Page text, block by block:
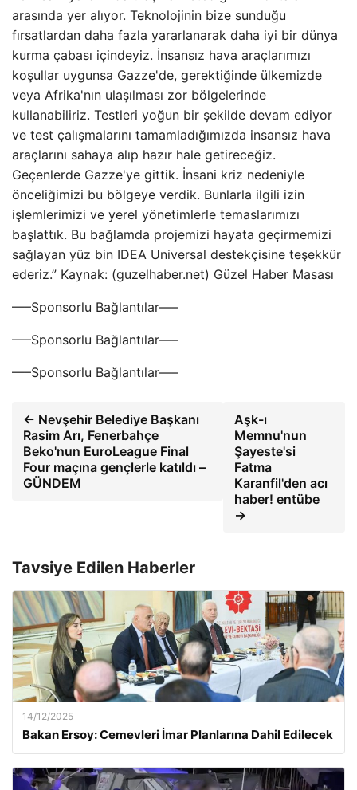
arasında yer alıyor. Teknolojinin bize sunduğu
fırsatlardan daha fazla yararlanarak daha iyi bir dünya
kurma çabası içindeyiz. İnsansız hava araçlarımızı
koşullar uygunsa Gazze'de, gerektiğinde ülkemizde
veya Afrika'nın ulaşılması zor bölgelerinde
kullanabiliriz. Testleri yoğun bir şekilde devam ediyor
ve test çalışmalarını tamamladığımızda insansız hava
araçlarını sahaya alıp hazır hale getireceğiz.
Geçenlerde Gazze'ye gittik. İnsani kriz nedeniyle
önceliğimizi bu bölgeye verdik. Bunlarla ilgili izin
işlemlerimizi ve yerel yönetimlerle temaslarımızı
başlattık. Bu bağlamda projemizi hayata geçirmemizi
sağlayan yüz bin IDEA Universal destekçisine teşekkür
ederiz.” Kaynak: (guzelhaber.net) Güzel Haber Masası
—–Sponsorlu Bağlantılar—–
—–Sponsorlu Bağlantılar—–
—–Sponsorlu Bağlantılar—–
← Nevşehir Belediye Başkanı
Rasim Arı, Fenerbahçe
Beko'nun EuroLeague Final
Four maçına gençlerle katıldı –
GÜNDEM
Aşk-ı
Memnu'nun
Şayeste'si
Fatma
Karanfil'den acı
haber! entübe
→
Tavsiye Edilen Haberler
14/12/2025
Bakan Ersoy: Cemevleri İmar Planlarına Dahil Edilecek